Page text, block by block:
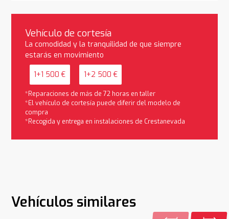
Vehículo de cortesía
La comodidad y la tranquilidad de que siempre
estarás en movimiento
1+1 500 € 1+2 500 €
*Reparaciones de más de 72 horas en taller
*El vehículo de cortesía puede diferir del modelo de
compra
*Recogida y entrega en instalaciones de Crestanevada
Vehículos similares